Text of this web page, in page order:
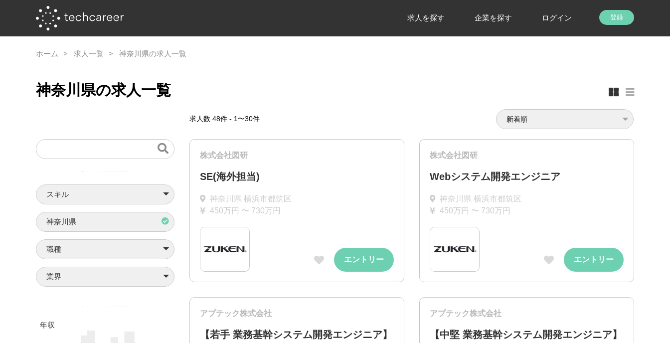
求人を探す 企業を探す ログイン 登録
ホーム 求人一覧 神奈川県の求人一覧
神奈川県の求人一覧
スキル
神奈川県
職種
業界
年収
求人数 48件 - 1〜30件
株式会社図研
SE(海外担当)
神奈川県 横浜市都筑区
450万円 〜 730万円
エントリー
株式会社図研
Webシステム開発エンジニア
神奈川県 横浜市都筑区
450万円 〜 730万円
エントリー
アプテック株式会社
【若手 業務基幹システム開発エンジニア】
アプテック株式会社
【中堅 業務基幹システム開発エンジニア】